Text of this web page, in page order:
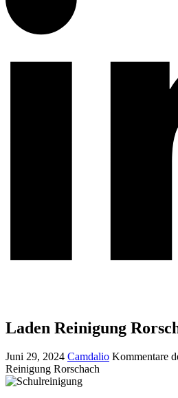
Laden Reinigung
Juni 29, 2024 Camdalio Kommentare
Reinigung Rorschach